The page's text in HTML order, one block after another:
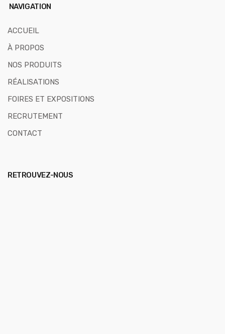
NAVIGATION
ACCUEIL
À PROPOS
NOS PRODUITS
RÉALISATIONS
FOIRES ET EXPOSITIONS
RECRUTEMENT
CONTACT
RETROUVEZ-NOUS